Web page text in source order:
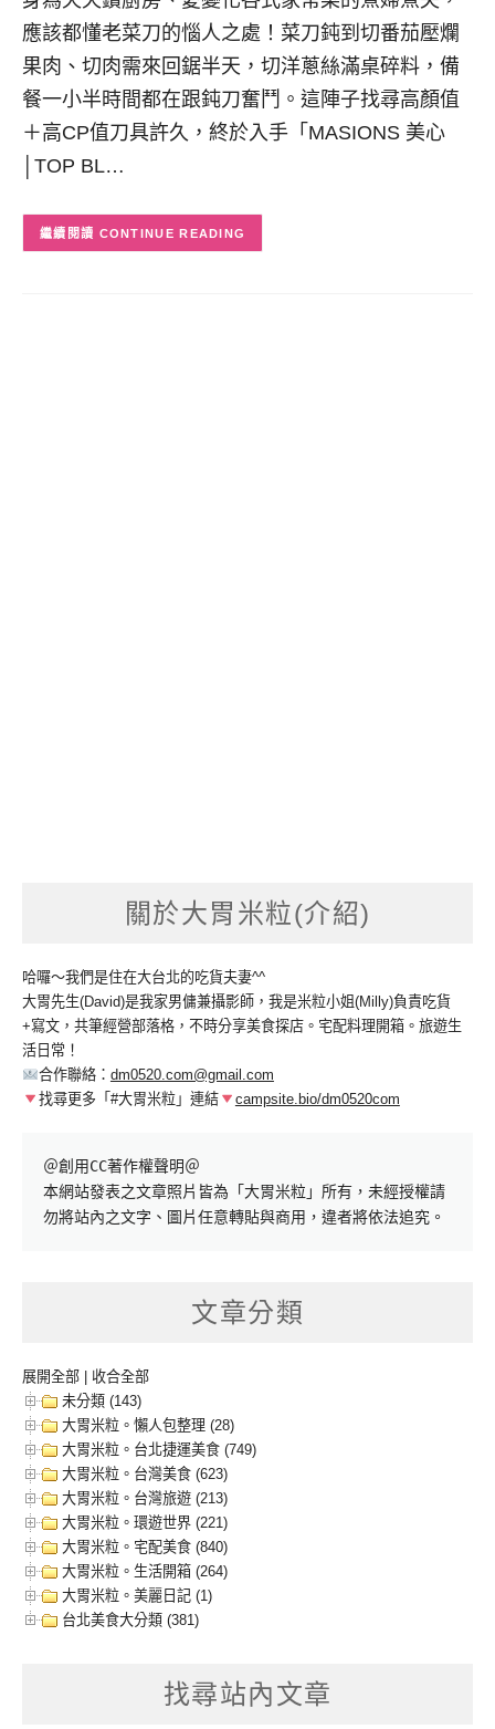
應該都懂老菜刀的惱人之處！菜刀鈍到切番茄壓爛
果肉、切肉需來回鋸半天，切洋蔥絲滿桌碎料，備
餐一小半時間都在跟鈍刀奮鬥。這陣子找尋高顏值
＋高CP值刀具許久，終於入手「MASIONS 美心
│TOP BL…
CONTINUE READING
關於大胃米粒(介紹)
哈囉～我們是住在大台北的吃貨夫妻^^
大胃先生(David)是我家男傭兼攝影師，我是米粒小姐(Milly)負責吃貨
+寫文，共筆經營部落格，不時分享美食探店。宅配料理開箱。旅遊生
活日常！
合作聯絡： dm0520.com@gmail.com
找尋更多「#大胃米粒」連結
campsite.bio/dm0520com
＠創用CC著作權聲明＠
本網站發表之文章照片皆為「大胃米粒」所有，未經授權請
勿將站內之文字、圖片任意轉貼與商用，違者將依法追究。
文章分類
展開全部
收合全部
未分類 (143)
大胃米粒。懶人包整理 (28)
大胃米粒。台北捷運美食 (749)
大胃米粒。台灣美食 (623)
大胃米粒。台灣旅遊 (213)
大胃米粒。環遊世界 (221)
大胃米粒。宅配美食 (840)
大胃米粒。生活開箱 (264)
大胃米粒。美麗日記 (1)
台北美食大分類 (381)
找尋站內文章